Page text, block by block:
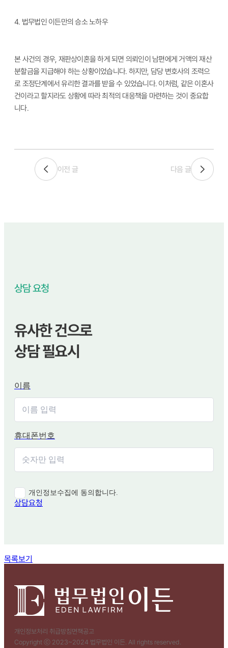
4. 법무법인 이든만의 승소 노하우
본 사건의 경우, 재판상이혼을 하게 되면 의뢰인이 남편에게 거액의 재산
분할금을 지급해야 하는 상황이었습니다. 하지만, 담당 변호사의 조력으
로 조정단계에서 유리한 결과를 받을 수 있었습니다. 이처럼, 같은 이혼사
건이라고 할지라도 상황에 따라 최적의 대응책을 마련하는 것이 중요합
니다.
이전 글 다음 글
상담 요청
유사한 건으로
상담 필요시
이름
휴대폰번호
개인정보수집에 동의합니다.
상담요청
목록보기
개인정보처리 취급방침면책공고
Copyright ⓒ 2023~2024 법무법인 이든. All rights reserved.